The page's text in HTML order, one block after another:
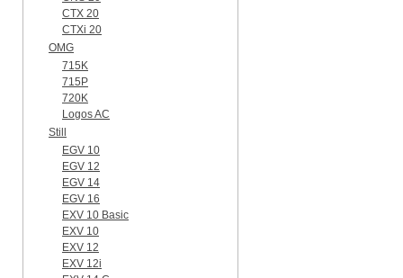
CTX 20
CTXi 20
OMG
715K
715P
720K
Logos AC
Still
EGV 10
EGV 12
EGV 14
EGV 16
EXV 10 Basic
EXV 10
EXV 12
EXV 12i